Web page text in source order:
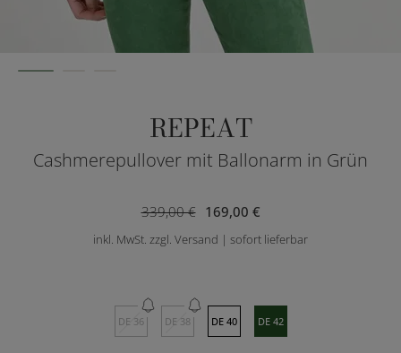
REPEAT
Cashmerepullover mit Ballonarm in Grün
169,00 €
339,00 €
inkl. MwSt. zzgl. Versand | sofort lieferbar
DE 36 DE 38 DE 40 DE 42